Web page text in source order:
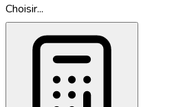
Choisir...